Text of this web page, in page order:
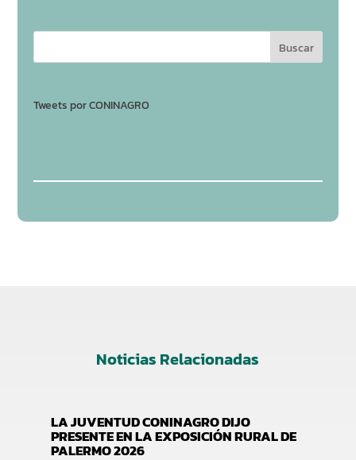
Tweets por CONINAGRO
Noticias Relacionadas
LA JUVENTUD CONINAGRO DIJO
PRESENTE EN LA EXPOSICIÓN RURAL DE
PALERMO 2026